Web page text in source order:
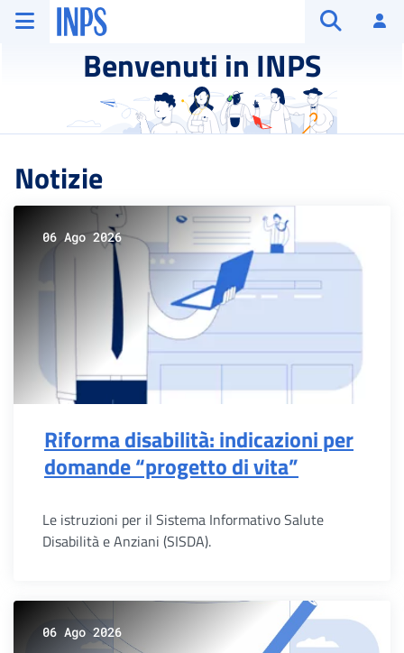
Vai al menu principale
Vai al contenuto principale
Vai al pie' di pagina
INPS ()
Benvenuti in INPS
Notizie
06 Ago 2026
Riforma disabilità: indicazioni per
domande “progetto di vita”
Le istruzioni per il Sistema Informativo Salute
Disabilità e Anziani (SISDA).
06 Ago 2026